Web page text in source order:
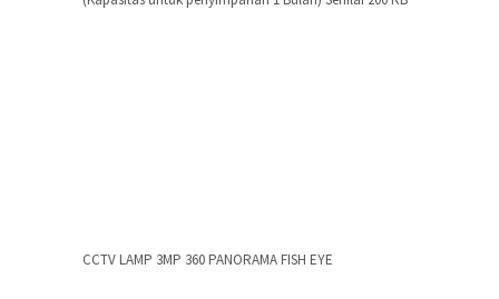
CCTV LAMP 3MP 360 PANORAMA FISH EYE